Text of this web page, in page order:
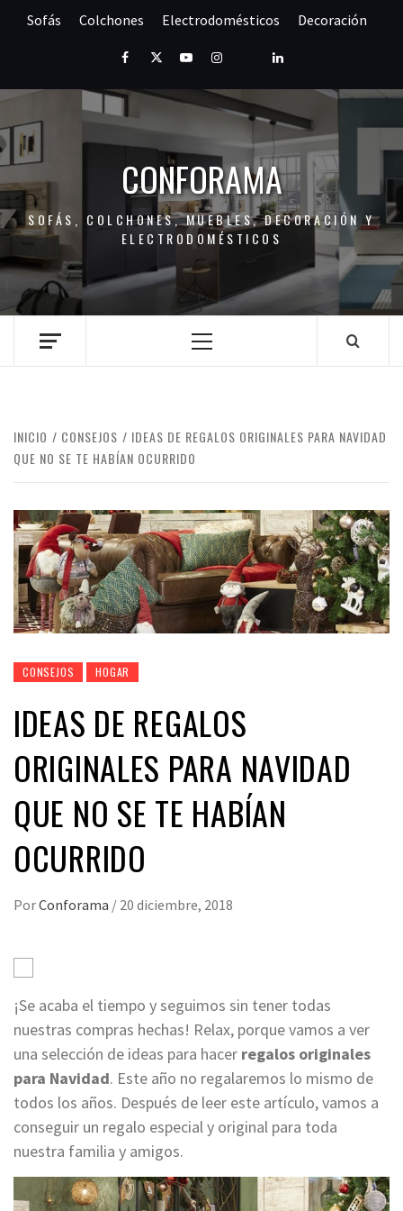
Sofás Colchones Electrodomésticos Decoración
FacebookTwitterYoutubeInstagramPinterestLinkedIn
CONFORAMA
SOFÁS, COLCHONES, MUEBLES, DECORACIÓN Y
ELECTRODOMÉSTICOS
Menú
INICIO CONSEJOS
IDEAS DE REGALOS ORIGINALES PARA NAVIDAD
QUE NO SE TE HABÍAN OCURRIDO
CONSEJOS HOGAR
IDEAS DE REGALOS
ORIGINALES PARA NAVIDAD
QUE NO SE TE HABÍAN
OCURRIDO
PorConforama / 20 diciembre, 2018
¡Se acaba el tiempo y seguimos sin tener todas
nuestras compras hechas! Relax, porque vamos a ver
una selección de ideas para hacer regalos originales
para Navidad. Este año no regalaremos lo mismo de
todos los años. Después de leer este artículo, vamos a
conseguir un regalo especial y original para toda
nuestra familia y amigos.